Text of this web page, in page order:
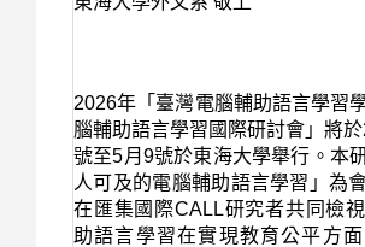
2026年「臺灣電腦輔助語言學習
腦輔助語言學習國際研討會」將於
號至5月 9號於東海大學舉行。本
人可及的電腦輔助語言學習 」為
在匯集國際CALL研究者共同檢
助語言學習在實現教育公平方